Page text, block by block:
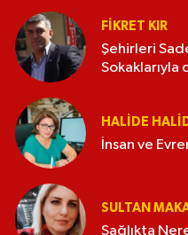
FIKRET KIR
Şehirleri
HALIDE
İnsan ve
SULTAN
Sağlıkta